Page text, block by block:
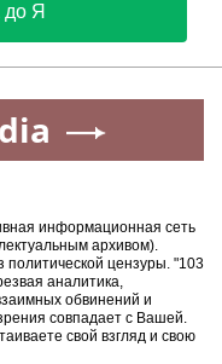
до Я
информационная сеть
архивом).
политической цензуры. "103
аналитика,
обвинений и
совпадает с Вашей.
свой взгляд и свою